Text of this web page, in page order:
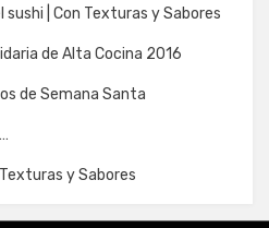
| Con Texturas y Sabores
de Alta Cocina 2016
de Semana Santa
y Sabores